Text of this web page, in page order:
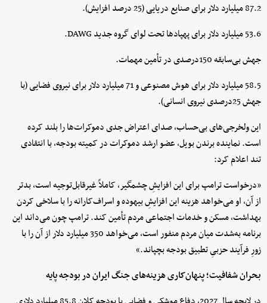
87.2 میلیارد دلار برای صنایع دریایی (25 درصد افزایش).
53.6 میلیارد دلار برای پهپادها تحت لوای گروه جدید DAWG.
جهش بی‌سابقه 150درصدی در تأمین مهمات.
58.5 میلیارد دلار برای هوش مصنوعی و 71 میلیارد دلار برای نیروی فضایی (با
جهش 25درصدی نیروی انسانی).
این ولخرجی‌های بی‌حساب، صدای اعتراض جدی دموکرات‌ها را بلند کرده
است. نماینده برندن بویل، عضو ارشد دموکرات در کمیته بودجه، با انتقادی
تند اعلام کرد:
«درخواست ترامپ برای این افزایشِ چشمگیر، کاملاً غیرقابل‌توجیه است، بدتر
از آن، او می‌خواهد هزینه این افزایشِ بیهوده و اسراف‌کارانه را با سلاخی کردن
بهداشت، مسکن و خدمات اجتماعی مردم تأمین کند. ترامپ چون می‌داند این
برنامه به‌شدت میان مردم منفور است، می‌خواهد 350 میلیارد دلار از آن را با
زورِ فرآیند حزبیِ تطبیق بودجه بچپاند.»
بحران شفافیت؛ پنهان‌کاری هزینه‌های جنگ ایران در بودجه پایه